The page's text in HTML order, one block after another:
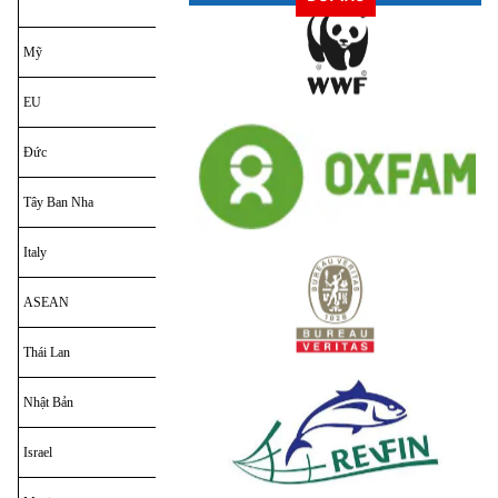
Mỹ
EU
Đức 2,932 2,326
Tây Ban Nha
Italy
ASEAN
Thái Lan
Nhật Bản 1,896
Israel 1,176